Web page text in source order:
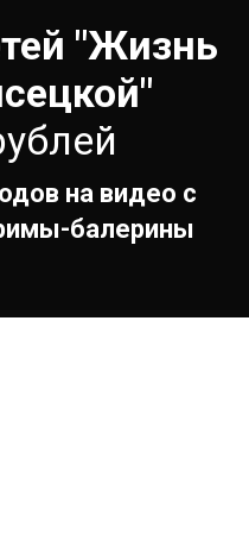
"Жизнь
на видео с
балерины